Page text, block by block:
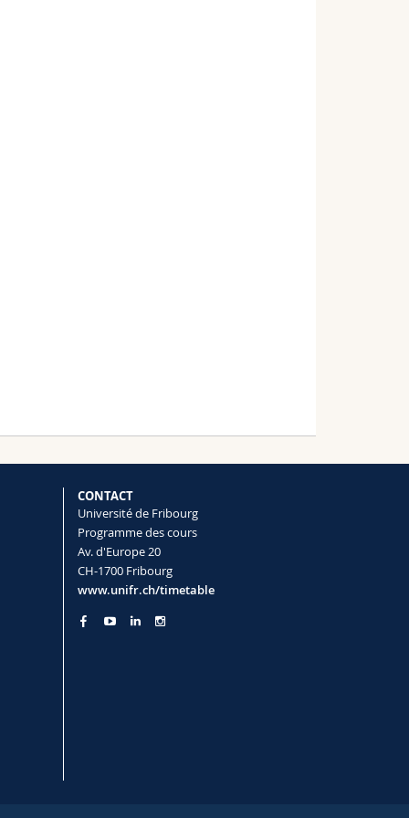
CONTACT
Université de Fribourg
Programme des cours
Av. d'Europe 20
CH-1700 Fribourg
www.unifr.ch/timetable